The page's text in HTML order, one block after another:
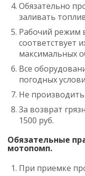
Обязательно
заливать
Рабочий режим
соответствует
максимальных
Все
погодных
Не
За возврат
1500 руб.
Обязательные
мотопомп.
При приемке